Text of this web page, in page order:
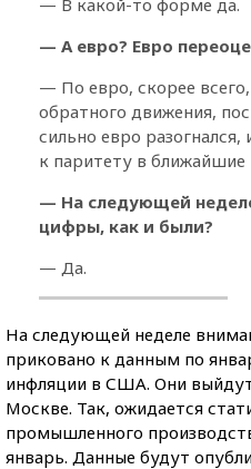
— А евро? Евро
— По евро, скорее
обратного движения,
сильно евро
к паритету в ближайшие
— На следующей
цифры, как и были?
— Да.
На следующей неделе
приковано к данным по
инфляции в США. Они
Москве. Так, ожидается
промышленного
январь. Данные будут